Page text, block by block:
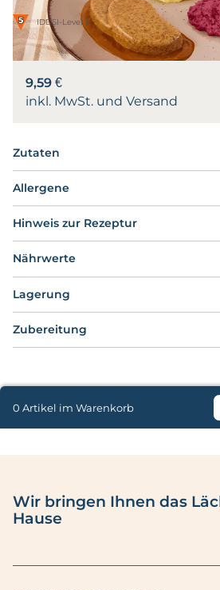
IDDSI-Level 5
9,59 €
inkl. MwSt. und Versand
Zutaten
Allergene
Hinweis zur Rezeptur
Nährwerte
Lagerung
Zubereitung
0 Artikel im Warenkorb
Wir bringen Ihnen das
Hause